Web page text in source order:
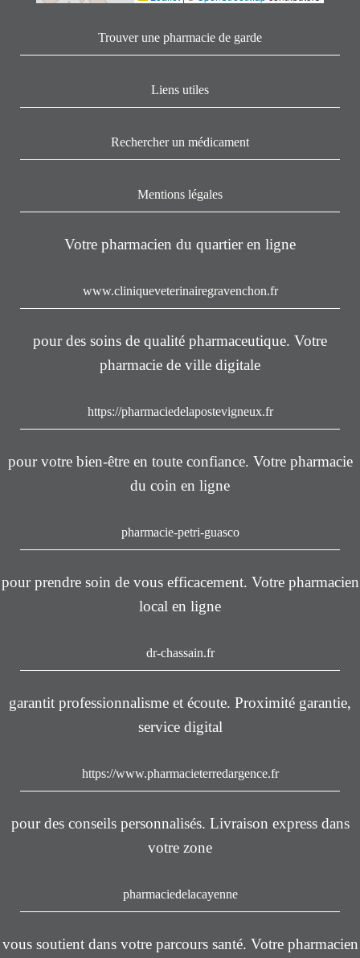
Trouver une pharmacie de garde
Liens utiles
Rechercher un médicament
Mentions légales
Votre pharmacien du quartier en ligne
www.cliniqueveterinairegravenchon.fr
pour des soins de qualité pharmaceutique. Votre
pharmacie de ville digitale
https://pharmaciedelapostevigneux.fr
pour votre bien-être en toute confiance. Votre pharmacie
du coin en ligne
pharmacie-petri-guasco
pour prendre soin de vous efficacement. Votre pharmacien
local en ligne
dr-chassain.fr
garantit professionnalisme et écoute. Proximité garantie,
service digital
https://www.pharmacieterredargence.fr
pour des conseils personnalisés. Livraison express dans
votre zone
pharmaciedelacayenne
vous soutient dans votre parcours santé. Votre pharmacien